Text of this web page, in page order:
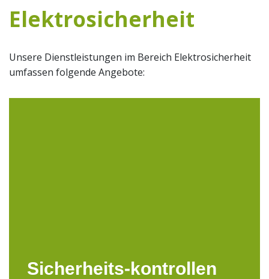
Elektrosicherheit
Unsere Dienstleistungen im Bereich Elektrosicherheit
umfassen folgende Angebote:
Sicherheits-kontrollen